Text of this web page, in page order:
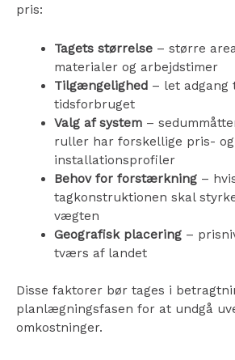
pris:
Tagets størrelse– større
materialer og arbejdstimer
Tilgængelighed– let adgang
tidsforbruget
Valg af system–
ruller har forskellige pris- og
installationsprofiler
Behov for forstærkning–
tagkonstruktionen skal
vægten
Geografisk placering–
tværs af landet
Disse faktorer bør tages i
planlægningsfasen for at undgå
omkostninger.